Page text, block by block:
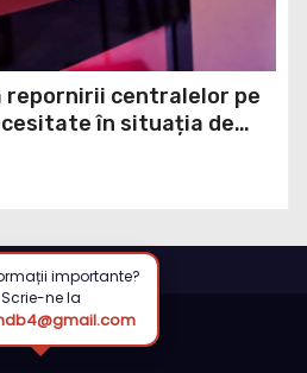
repornirii centralelor pe
în situația de
importante?
Scrie-ne la